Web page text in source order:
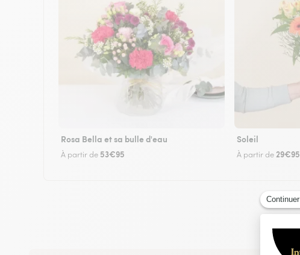
Rosa Bella et sa bulle d'eau
À partir de 53€95
Soleil
À partir de 29€95